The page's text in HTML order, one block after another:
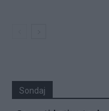
Sondaj